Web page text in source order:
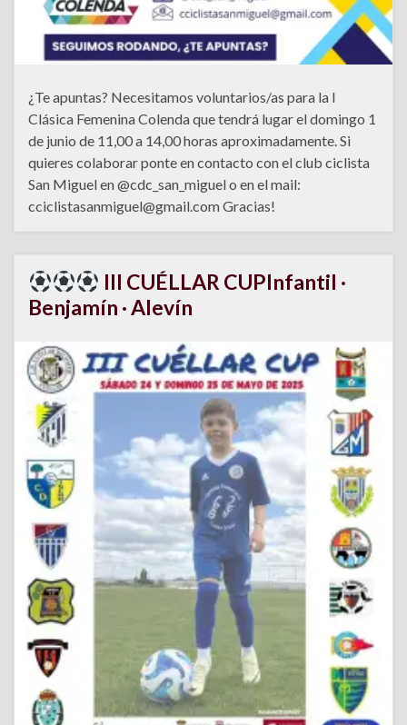
¿Te apuntas? Necesitamos voluntarios/as para la I
Clásica Femenina Colenda que tendrá lugar el domingo 1
de junio de 11,00 a 14,00 horas aproximadamente. Si
quieres colaborar ponte en contacto con el club ciclista
San Miguel en @cdc_san_miguel o en el mail:
cciclistasanmiguel@gmail.com Gracias!
III CUÉLLAR CUPInfantil ·
Benjamín · Alevín